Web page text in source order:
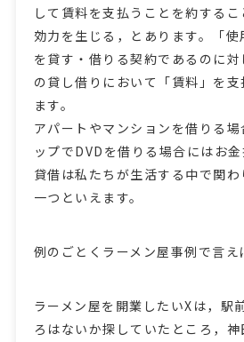
して賃料を支払うことを約する
効力を生じる，とあります。「
を貸す・借りる契約であるのに
の貸し借りにおいて「賃料」を
ます。
アパートやマンションを借りる
ップでDVDを借りる場合にはお
貸借は私たちが生活する中で関
一つといえます。
例のごとくラーメン屋事例で言え
ラーメン屋を開業したいXは，駅
ろはないか探していたところ，